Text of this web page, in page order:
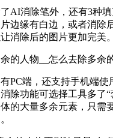
AI消除笔外，还有3种
边缘有白边，或者消除
消除后的图片更加完美。
PC端，还支持手机端使
除功能可选择工具多了“
的大量多余元素，只需